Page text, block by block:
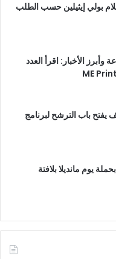
بولي إيثيلين حسب الطلب
الأخبار: اقرأ العدد
يفتح باب الترشح لبرنامج
يوم مانديلا بلافتة